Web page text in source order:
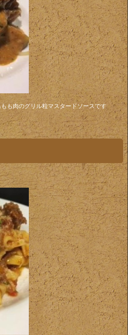
も肉のグリル粒マスタードソースです